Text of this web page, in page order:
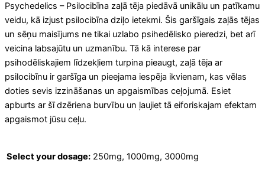
Psychedelics – Psilocibīna zaļā tēja piedāvā unikālu un patīkamu
veidu, kā izjust psilocibīna dziļo ietekmi. Šis garšīgais zaļās tējas
un sēņu maisījums ne tikai uzlabo psihedēlisko pieredzi, bet arī
veicina labsajūtu un uzmanību. Tā kā interese par
psihodēliskajiem līdzekļiem turpina pieaugt, zaļā tēja ar
psilocibīnu ir garšīga un pieejama iespēja ikvienam, kas vēlas
doties sevis izzināšanas un apgaismības ceļojumā. Esiet
apburts ar šī dzēriena burvību un ļaujiet tā eiforiskajam efektam
apgaismot jūsu ceļu.
Select your dosage: 250mg, 1000mg, 3000mg